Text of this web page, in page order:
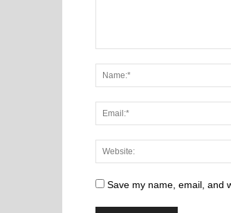
Save my name, email, and